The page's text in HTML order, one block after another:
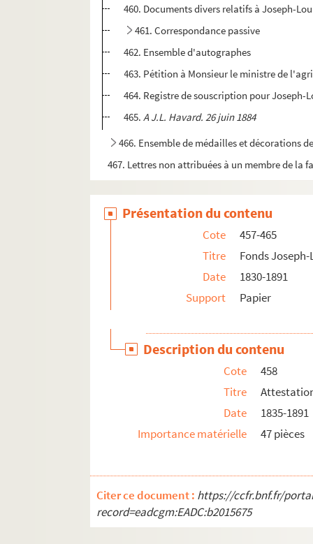
460. Documents divers relatifs à Joseph-
461. Correspondance passive
462. Ensemble d'autographes
463. Pétition à Monsieur le ministre de
464. Registre de souscription pour Joseph-
465.A J.L. Havard. 26 juin 1884
466. Ensemble de médailles et décorations
467. Lettres non attribuées à un membre de la
Présentation du contenu
Cote
457-465
Titre
Fonds
Date
1830-1891
Support
Papier
Description du contenu
Cote
458
Titre
Date
1835-1891
Importance matérielle
47 pièces
Citer ce document : https://ccfr.bnf.fr/
record=eadcgm:EADC:b2015675